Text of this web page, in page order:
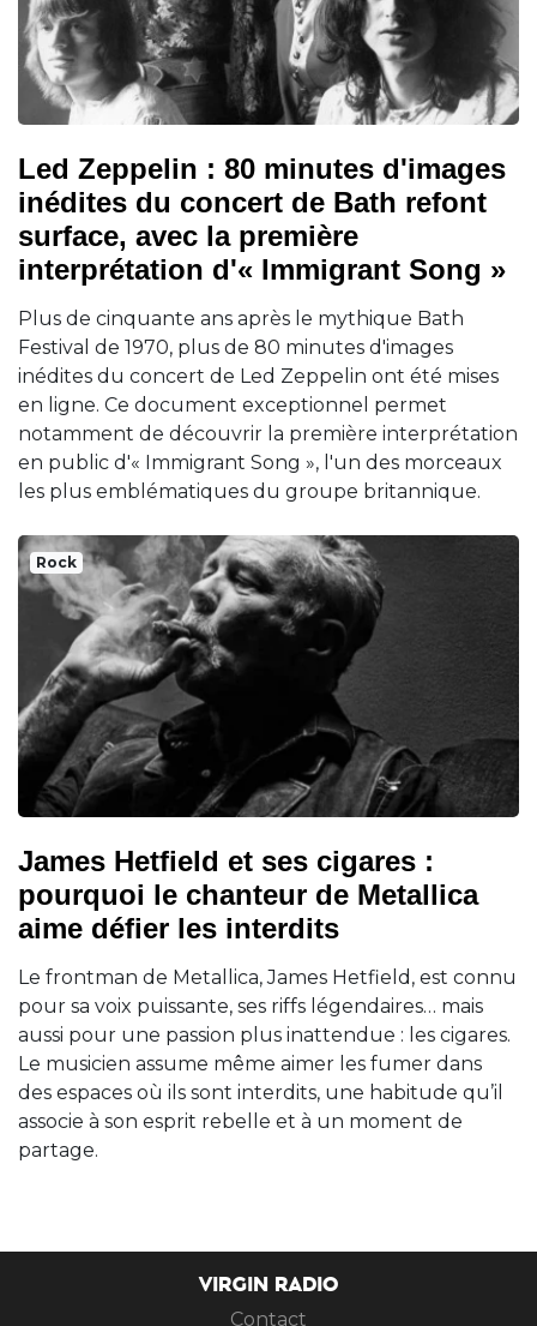
Led Zeppelin : 80 minutes d'images
inédites du concert de Bath refont
surface, avec la première
interprétation d'« Immigrant Song »
Plus de cinquante ans après le mythique Bath
Festival de 1970, plus de 80 minutes d'images
inédites du concert de Led Zeppelin ont été mises
en ligne. Ce document exceptionnel permet
notamment de découvrir la première interprétation
en public d'« Immigrant Song », l'un des morceaux
les plus emblématiques du groupe britannique.
Rock
James Hetfield et ses cigares :
pourquoi le chanteur de Metallica
aime défier les interdits
Le frontman de Metallica, James Hetfield, est connu
pour sa voix puissante, ses riffs légendaires… mais
aussi pour une passion plus inattendue : les cigares.
Le musicien assume même aimer les fumer dans
des espaces où ils sont interdits, une habitude qu’il
associe à son esprit rebelle et à un moment de
partage.
VIRGIN RADIO
Contact